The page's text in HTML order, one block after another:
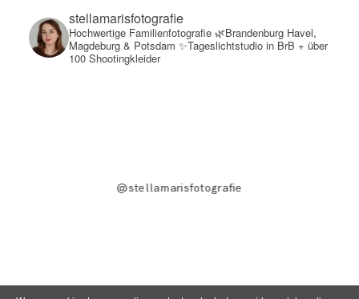
@stellamarisfotografie
stellamarisfotografie
Hochwertige Familienfotografie🌿Brandenburg Havel,
Magdeburg & Potsdam ✨Tageslichtstudio in BrB + über
100 Shootingkleider